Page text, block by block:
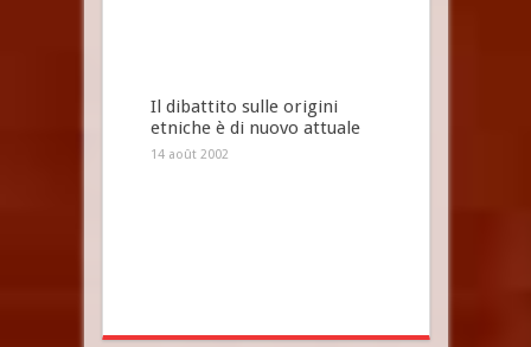
Il dibattito sulle origini
etniche è di nuovo attuale
14 août 2002